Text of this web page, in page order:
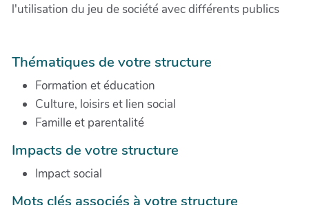
l'utilisation du jeu de société avec différents publics
Thématiques de votre structure
Formation et éducation
Culture, loisirs et lien social
Famille et parentalité
Impacts de votre structure
Impact social
Mots clés associés à votre structure